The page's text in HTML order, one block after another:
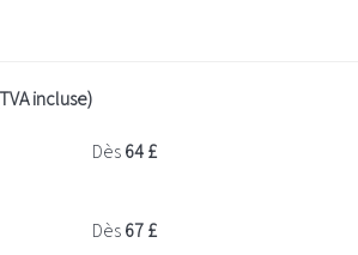
incluse)
Dès64 £
Dès67 £